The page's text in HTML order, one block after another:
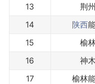
13
荆
14
陕西
15
榆
16
神
17
榆林